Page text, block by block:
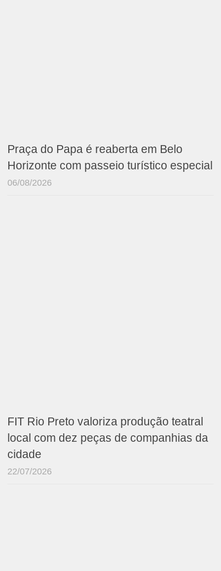
Praça do Papa é reaberta em Belo
Horizonte com passeio turístico especial
06/08/2026
FIT Rio Preto valoriza produção teatral
local com dez peças de companhias da
cidade
22/07/2026